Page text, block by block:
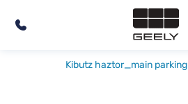
Kibutz haztor_main parking